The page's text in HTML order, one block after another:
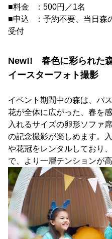
■料金 ：500円／1名
■申込 ：予約不要、当日森
受付
New!! 春色に彩られた
イースターフォト撮影
イベント期間中の森は、パ
花が全体に広がった、春を
入れるサイズの卵形ソファ
の記念撮影が楽しめます。
や花冠をレンタルしており
で、より一層テンションが高